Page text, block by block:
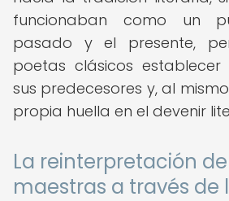
funcionaban como un
pasado y el presente,
poetas clásicos
sus predecesores y, al
propia huella en el devenir
La reinterpretación
maestras a través de